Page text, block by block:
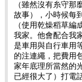
（雖然沒有糸守那
故事），小時候每
（使用乾燥稻草
我家。他會配合我
是車用與自行車用
的注連繩，把費用
家年底理所當然的
已經很大了）打電